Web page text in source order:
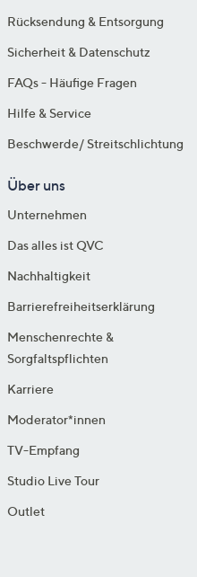
Rücksendung & Entsorgung
Sicherheit & Datenschutz
FAQs - Häufige Fragen
Hilfe & Service
Beschwerde/ Streitschlichtung
Über uns
Unternehmen
Das alles ist QVC
Nachhaltigkeit
Barrierefreiheitserklärung
Menschenrechte &
Sorgfaltspflichten
Karriere
Moderator*innen
TV-Empfang
Studio Live Tour
Outlet